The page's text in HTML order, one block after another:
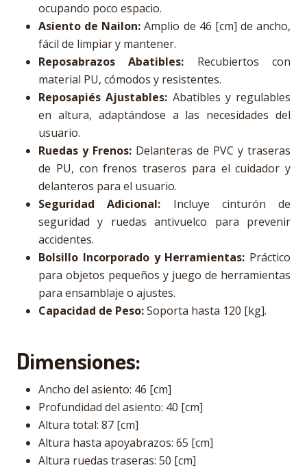
ocupando poco espacio.
Asiento de Nailon: Amplio de 46 [cm] de ancho,
fácil de limpiar y mantener.
Reposabrazos Abatibles: Recubiertos con
material PU, cómodos y resistentes.
Reposapiés Ajustables: Abatibles y regulables
en altura, adaptándose a las necesidades del
usuario.
Ruedas y Frenos: Delanteras de PVC y traseras
de PU, con frenos traseros para el cuidador y
delanteros para el usuario.
Seguridad Adicional: Incluye cinturón de
seguridad y ruedas antivuelco para prevenir
accidentes.
Bolsillo Incorporado y Herramientas: Práctico
para objetos pequeños y juego de herramientas
para ensamblaje o ajustes.
Capacidad de Peso:Soporta hasta 120 [kg].
Dimensiones:
Ancho del asiento: 46 [cm]
Profundidad del asiento: 40 [cm]
Altura total: 87 [cm]
Altura hasta apoyabrazos: 65 [cm]
Altura ruedas traseras: 50 [cm]